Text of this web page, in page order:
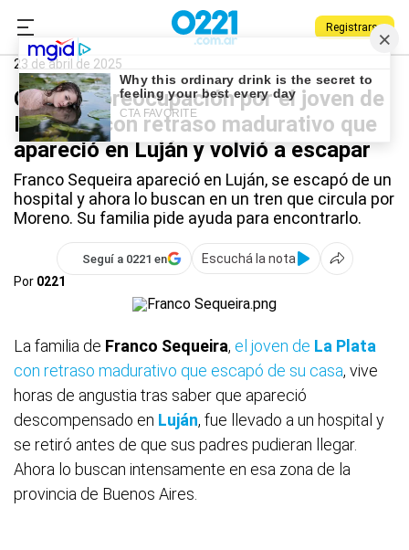
Registrarse
0221.com.ar
La Plata
23 de abril de 2025
Crece la preocupación por el joven de
La Plata con retraso madurativo que
apareció en Luján y volvió a escapar
Franco Sequeira apareció en Luján, se escapó de un
hospital y ahora lo buscan en un tren que circula por
Moreno. Su familia pide ayuda para encontrarlo.
Seguí a 0221 en
Escuchá la nota
Por 0221
La familia de Franco Sequeira, el joven de La Plata
con retraso madurativo que escapó de su casa, vive
horas de angustia tras saber que apareció
descompensado en Luján, fue llevado a un hospital y
se retiró antes de que sus padres pudieran llegar.
Ahora lo buscan intensamente en esa zona de la
provincia de Buenos Aires.